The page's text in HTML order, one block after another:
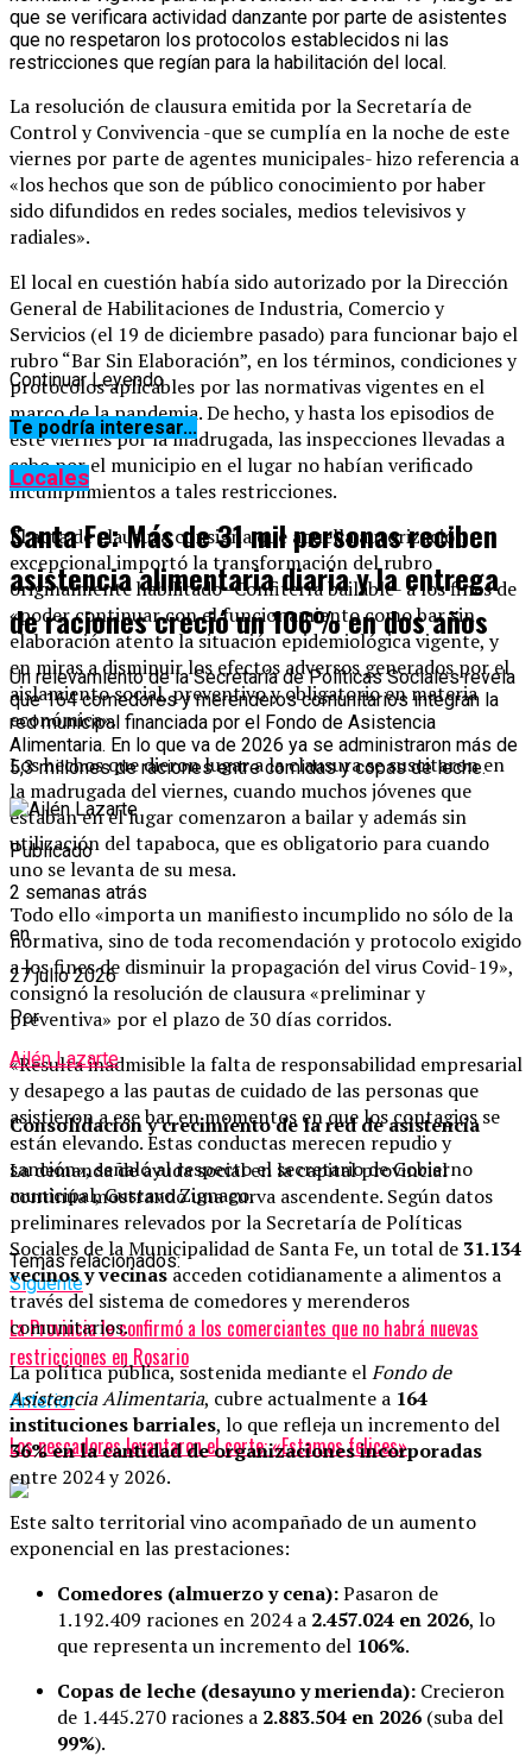
que se verificara actividad danzante por parte de asistentes
que no respetaron los protocolos establecidos ni las
restricciones que regían para la habilitación del local.
La resolución de clausura emitida por la Secretaría de
Control y Convivencia -que se cumplía en la noche de este
viernes por parte de agentes municipales- hizo referencia a
«los hechos que son de público conocimiento por haber
sido difundidos en redes sociales, medios televisivos y
radiales».
El local en cuestión había sido autorizado por la Dirección
General de Habilitaciones de Industria, Comercio y
Servicios (el 19 de diciembre pasado) para funcionar bajo el
rubro “Bar Sin Elaboración”, en los términos, condiciones y
protocolos aplicables por las normativas vigentes en el
marco de la pandemia. De hecho, y hasta los episodios de
este viernes por la madrugada, las inspecciones llevadas a
cabo por el municipio en el lugar no habían verificado
incumplimientos a tales restricciones.
El acta de clausura consigna que aquella autorización
excepcional importó la transformación del rubro
originalmente habilitado -Confitería bailable- a los fines de
«poder continuar con el funcionamiento como bar sin
elaboración atento la situación epidemiológica vigente, y
en miras a disminuir los efectos adversos generados por el
aislamiento social, preventivo y obligatorio en materia
económica».
Los hechos que dieron lugar a la clausura se suscitaron en
la madrugada del viernes, cuando muchos jóvenes que
estaban en el lugar comenzaron a bailar y además sin
utilización del tapaboca, que es obligatorio para cuando
uno se levanta de su mesa.
Todo ello «importa un manifiesto incumplido no sólo de la
normativa, sino de toda recomendación y protocolo exigido
a los fines de disminuir la propagación del virus Covid-19»,
consignó la resolución de clausura «preliminar y
preventiva» por el plazo de 30 días corridos.
«Resulta inadmisible la falta de responsabilidad empresarial
y desapego a las pautas de cuidado de las personas que
asistieron a ese bar en momentos en que los contagios se
están elevando. Estas conductas merecen repudio y
sanción», señaló al respecto el secretario de Gobierno
municipal, Gustavo Zignago.
Temas relacionados:
Siguente
La Provincia le confirmó a los comerciantes que no habrá nuevas
restricciones en Rosario
Anterior
Los pescadores levantaron el corte: «Estamos felices»
Continuar Leyendo
Te podría interesar...
Locales
Santa Fe: Más de 31 mil personas reciben
asistencia alimentaria diaria y la entrega
de raciones creció un 106% en dos años
Un relevamiento de la Secretaría de Políticas Sociales revela
que 164 comedores y merenderos comunitarios integran la
red municipal financiada por el Fondo de Asistencia
Alimentaria. En lo que va de 2026 ya se administraron más de
5,3 millones de raciones entre comidas y copas de leche.
Publicado
2 semanas atrás
en
27 julio 2026
Por
Ailén Lazarte
Consolidación y crecimiento de la red de asistencia
La demanda de ayuda social en la capital provincial
continúa mostrando una curva ascendente. Según datos
preliminares relevados por la Secretaría de Políticas
Sociales de la Municipalidad de Santa Fe, un total de 31.134
vecinos y vecinasacceden cotidianamente a alimentos a
través del sistema de comedores y merenderos
comunitarios.
La política pública, sostenida mediante elFondo de
Asistencia Alimentaria, cubre actualmente a 164
instituciones barriales, lo que refleja un incremento del
36% en la cantidad de organizaciones incorporadas
entre 2024 y 2026.
Este salto territorial vino acompañado de un aumento
exponencial en las prestaciones:
Comedores (almuerzo y cena):Pasaron de
1.192.409 raciones en 2024 a 2.457.024 en 2026, lo
que representa un incremento del 106%.
Copas de leche (desayuno y merienda): Crecieron
de 1.445.270 raciones a 2.883.504 en 2026 (suba del
99%).